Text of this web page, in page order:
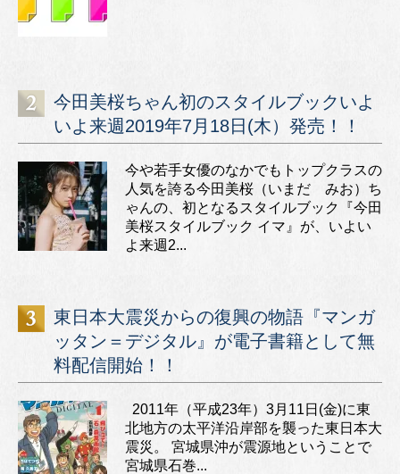
今田美桜ちゃん初のスタイルブックいよ
いよ来週2019年7月18日(木）発売！！
今や若手女優のなかでもトップクラスの
人気を誇る今田美桜（いまだ みお）ち
ゃんの、初となるスタイルブック『今田
美桜スタイルブック イマ』が、いよい
よ来週2...
東日本大震災からの復興の物語『マンガ
ッタン＝デジタル』が電子書籍として無
料配信開始！！
2011年（平成23年）3月11日(金)に東
北地方の太平洋沿岸部を襲った東日本大
震災。 宮城県沖が震源地ということで
宮城県石巻...